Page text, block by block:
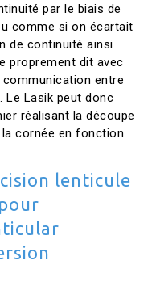
par le biais de
comme si on écartait
de continuité ainsi
proprement dit avec
entre
Le Lasik peut donc
réalisant la découpe
cornée en fonction
lenticule